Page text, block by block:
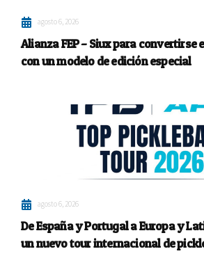
agosto 6, 2026
Alianza FEP – Siux para convertirse
con un modelo de edición especial
agosto 6, 2026
De España y Portugal a Europa y
un nuevo tour internacional de